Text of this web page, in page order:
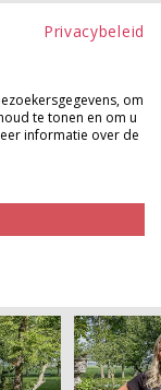
stijlvolle
of een
die
Privacybeleid
om
te tonen en om u
informatie over de